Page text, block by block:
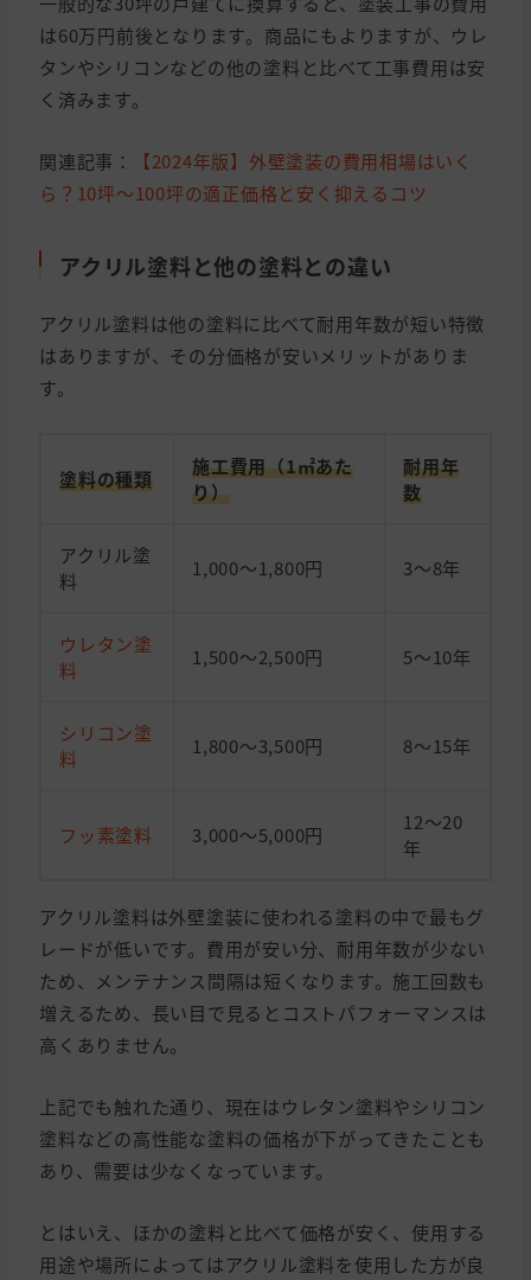
は60万円前後となります。商品にもよりますが、ウレ
タンやシリコンなどの他の塗料と比べて工事費用は安
く済みます。
関連記事：
【2024年版】外壁塗装の費用相場はいく
ら？10坪〜100坪の適正価格と安く抑えるコツ
アクリル塗料と他の塗料との違い
アクリル塗料は他の塗料に比べて耐用年数が短い特徴
はありますが、その分価格が安いメリットがありま
す。
塗料の種類
施工費用（1㎡あた
り）
耐用年
数
アクリル塗
料
1,000～1,800円 3～8年
ウレタン塗
料
1,500～2,500円 5～10年
シリコン塗
料
1,800～3,500円 8～15年
フッ素塗料 3,000～5,000円
12～20
年
アクリル塗料は外壁塗装に使われる塗料の中で最もグ
レードが低いです。費用が安い分、耐用年数が少ない
ため、メンテナンス間隔は短くなります。施工回数も
増えるため、長い目で見るとコストパフォーマンスは
高くありません。
上記でも触れた通り、現在はウレタン塗料やシリコン
塗料などの高性能な塗料の価格が下がってきたことも
あり、需要は少なくなっています。
とはいえ、ほかの塗料と比べて価格が安く、使用する
用途や場所によってはアクリル塗料を使用した方が良